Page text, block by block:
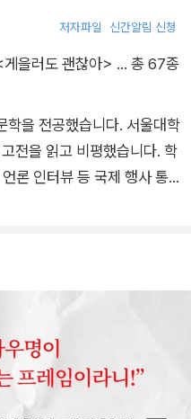
지 않은 사람들은 아예 부적
의 역사 속에서 이 사상은
를 연대, 사건, 인물과 같은
심으로 풀어내며 역사 분야
‘서구 중심주의’라는 그 역
든 거대한 억압과 착취의 구
마나 깊이 각인되어 있는지
저자파일 신간알림 신청
게을러도 괜찮아> … 총 67종
학을 전공했습니다. 서울대학
전을 읽고 비평했습니다. 학
론 인터뷰 등 국제 행사 통
금지 가족』, 『청소년을 위한
담한 에너지 이야기』, 『남
두 달 초록의 말들』, 『너와